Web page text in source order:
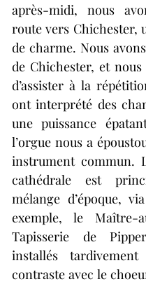
Sciences
après-midi, nous
route vers Chichester,
de charme. Nous
de Chichester, et
d’assister à la
ont interprété des
une puissance
l’orgue nous a
instrument commun.
cathédrale est
mélange d’époque,
exemple, le
Tapisserie de
installés
contraste avec le